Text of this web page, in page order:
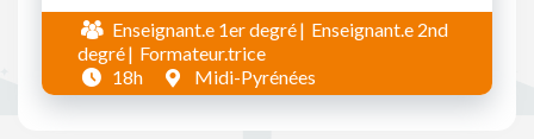
Enseignant.e 1er degré
Enseignant.e 2nd
degré
Formateur.trice
18h
Midi-Pyrénées